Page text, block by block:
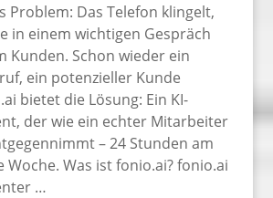
Problem: Das Telefon klingelt,
in einem wichtigen Gespräch
Kunden. Schon wieder ein
ein potenzieller Kunde
bietet die Lösung: Ein KI-
der wie ein echter Mitarbeiter
– 24 Stunden am
Woche. Was ist fonio.ai? fonio.ai
…